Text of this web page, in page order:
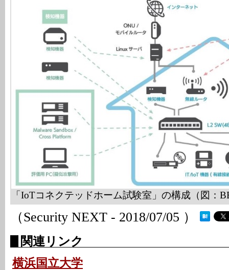
「IoTコネクテッドホーム試験室」の構成（図：
（Security NEXT - 2018/07/05 ）
関連リンク
横浜国立大学